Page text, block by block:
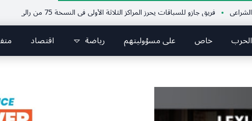
فريق جازو للسباقات يحرز المراكز الثلاثة الأولى في النسخة 75 من رالي فنلندا
الحرب خاص على مسؤوليتهم رياضة اقتصاد